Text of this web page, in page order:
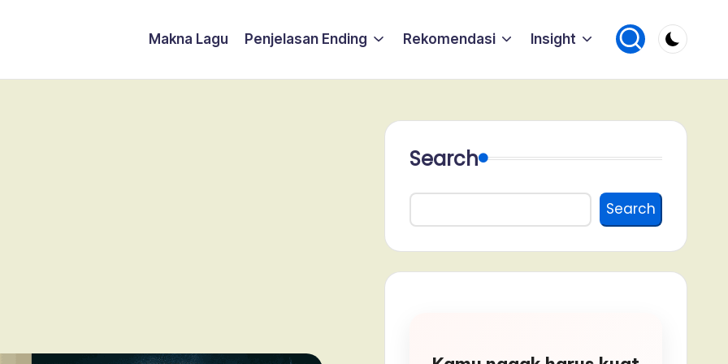
Makna Lagu Penjelasan Ending Rekomendasi Insight
Search
Search